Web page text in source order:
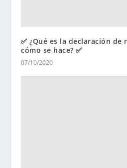
✅ ¿Qué es la declaración de
cómo se hace? ✅
07/10/2020